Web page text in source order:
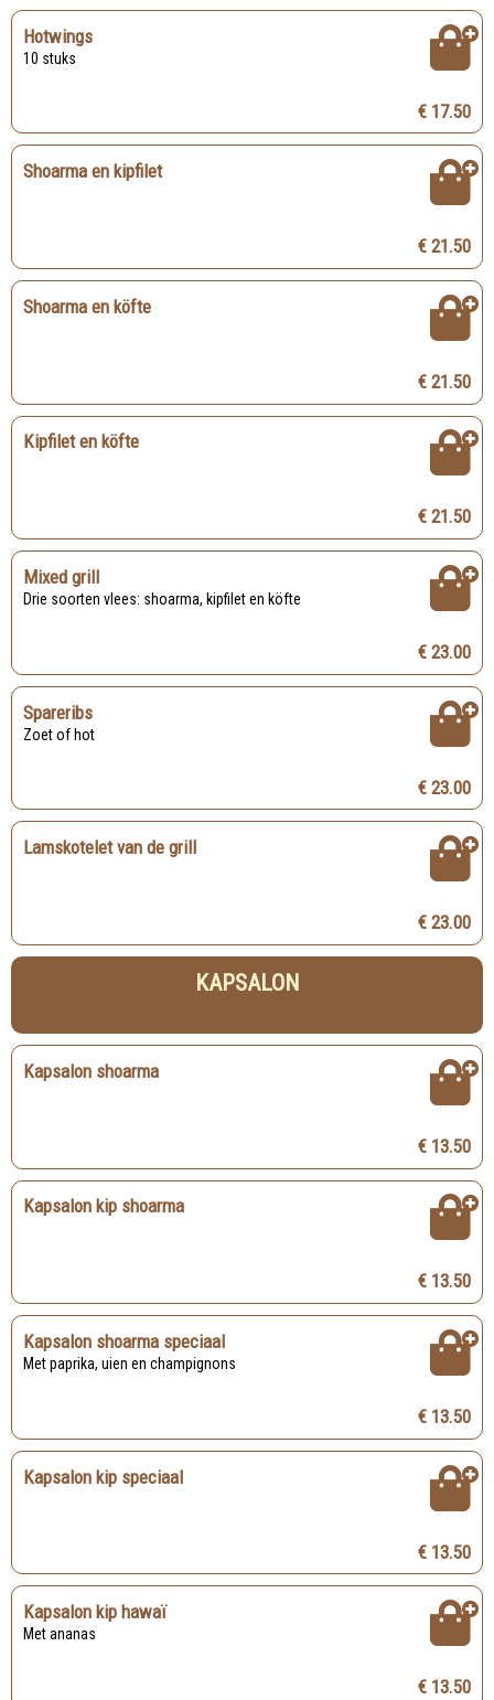
Hotwings
10 stuks
€ 17.50
Shoarma en kipfilet
€ 21.50
Shoarma en köfte
€ 21.50
Kipfilet en köfte
€ 21.50
Mixed grill
Drie soorten vlees: shoarma, kipfilet en köfte
€ 23.00
Spareribs
Zoet of hot
€ 23.00
Lamskotelet van de grill
€ 23.00
KAPSALON
Kapsalon shoarma
€ 13.50
Kapsalon kip shoarma
€ 13.50
Kapsalon shoarma speciaal
Met paprika, uien en champignons
€ 13.50
Kapsalon kip speciaal
€ 13.50
Kapsalon kip hawaï
Met ananas
€ 13.50